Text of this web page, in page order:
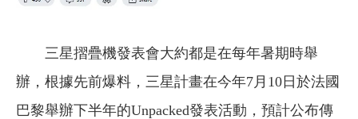
三星摺疊機發表會大約都是在每年暑期時舉
辦，根據先前爆料，三星計畫在今年7月10日於法國
巴黎舉辦下半年的Unpacked發表活動，預計公布傳